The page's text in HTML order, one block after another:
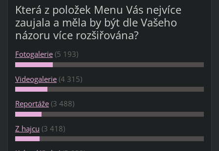
Která z položek Menu Vás nejvíce
zaujala a měla by být dle Vašeho
názoru více rozšiřována?
Fotogalerie (5 193)
Videogalerie (4 315)
Reportáže (3 488)
Z hajcu (3 418)